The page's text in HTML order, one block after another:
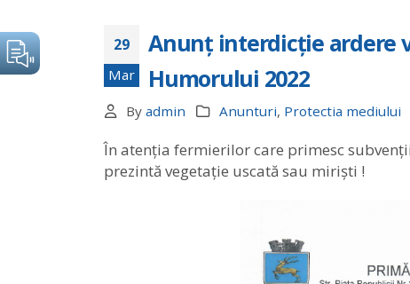
29
Mar
Anunț interdicție ardere
Humorului 2022
By admin Anunturi, Protectia mediului
În atenția fermierilor care primesc
prezintă vegetație uscată sau miriști !